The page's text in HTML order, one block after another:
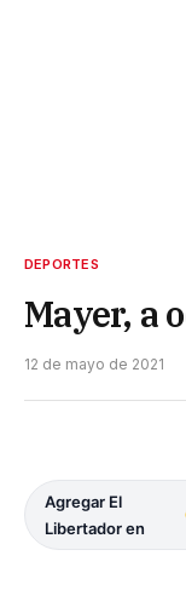
DEPORTES
Mayer, a
12 de mayo de 2021
Agregar El
Libertador en